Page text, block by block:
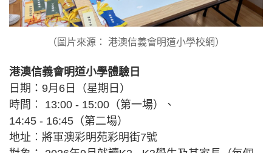
（圖片來源： 港澳信義會明道小學校網）
港澳信義會明道小學體驗日
日期：9月6日（星期日）
時間︰ 13:00 - 15:00（第一場）、
14:45 - 16:45（第二場）
地址︰將軍澳彩明苑彩明街7號